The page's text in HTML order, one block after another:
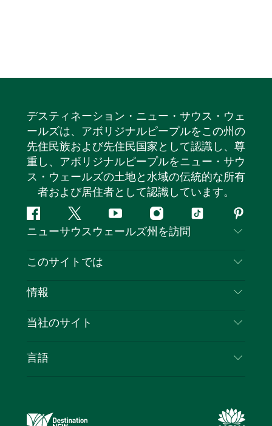
デスティネーション・ニュー・サウス・ウェ
ールズは、アボリジナルピープルをこの州の
先住民族および先住民国家として認識し、尊
重し、アボリジナルピープルをニュー・サウ
ス・ウェールズの土地と水域の伝統的な所有
者および居住者として認識しています。
フ
ェ
ス
ッ
ツ
イ
タ
ユ
ー
イ
ン
テ
ピ
ン
レ
ト
ニューサウスウェールズ州を訪問
お問い合わせ
クッキーに関する通知
このサイトでは
目的地
イベント
情報
旅行情報
NSWでのビジネス
当社のサイト
言語